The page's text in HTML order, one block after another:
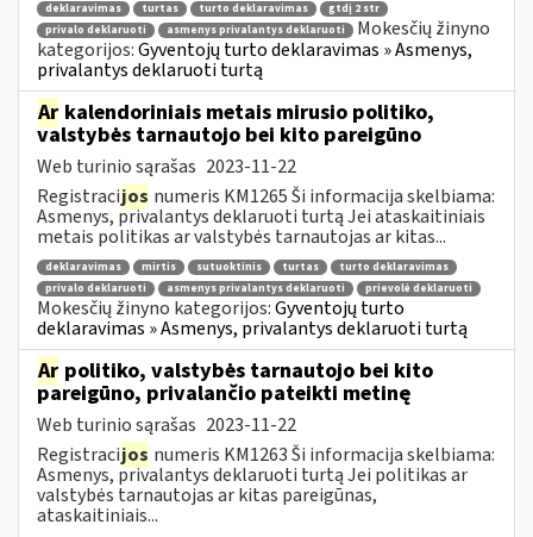
deklaravimas turtas turto deklaravimas
gtdį 2 str
privalo deklaruoti
asmenys privalantys deklaruoti
Mokesčių žinyno
kategorijos:Gyventojų turto deklaravimas » Asmenys,
privalantys deklaruoti turtą
Ar kalendoriniais metais mirusio politiko,
valstybės tarnautojo bei kito pareigūno
Web turinio sąrašas 2023-11-22
Registracijos numeris KM1265 Ši informacija skelbiama:
Asmenys, privalantys deklaruoti turtą Jei ataskaitiniais
metais politikas ar valstybės tarnautojas ar kitas...
deklaravimas mirtis sutuoktinis turtas
turto deklaravimas
privalo deklaruoti
asmenys privalantys deklaruoti prievolė deklaruoti
Mokesčių žinyno kategorijos:Gyventojų turto
deklaravimas » Asmenys, privalantys deklaruoti turtą
Ar politiko, valstybės tarnautojo bei kito
pareigūno, privalančio pateikti metinę
Web turinio sąrašas 2023-11-22
Registracijos numeris KM1263 Ši informacija skelbiama:
Asmenys, privalantys deklaruoti turtą Jei politikas ar
valstybės tarnautojas ar kitas pareigūnas,
ataskaitiniais...